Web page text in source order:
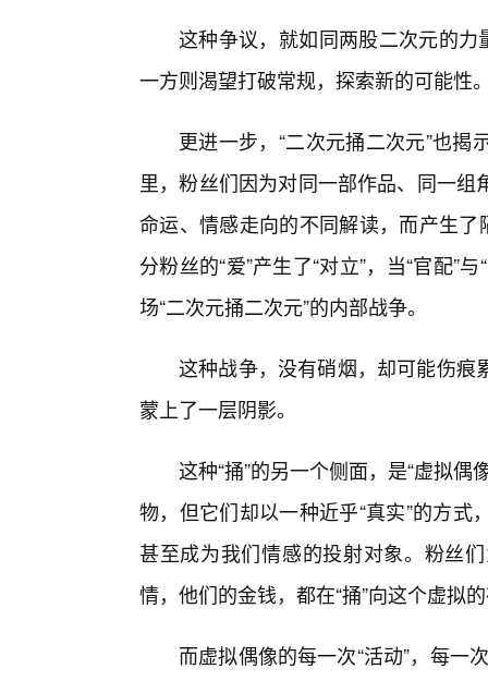
这种争议，就如同两股二次元的力
一方则渴望打破常规，探索新的可能性
更进一步，“二次元捅二次元”也
里，粉丝们因为对同一部作品、同一
命运、情感走向的不同解读，而产生
分粉丝的“爱”产生了“对立”，当“官配”
场“二次元捅二次元”的内部战争。
这种战争，没有硝烟，却可能伤痕
蒙上了一层阴影。
这种“捅”的另一个侧面，是“虚拟
物，但它们却以一种近乎“真实”的方
甚至成为我们情感的投射对象。粉丝
情，他们的金钱，都在“捅”向这个虚拟
而虚拟偶像的每一次“活动”，每一